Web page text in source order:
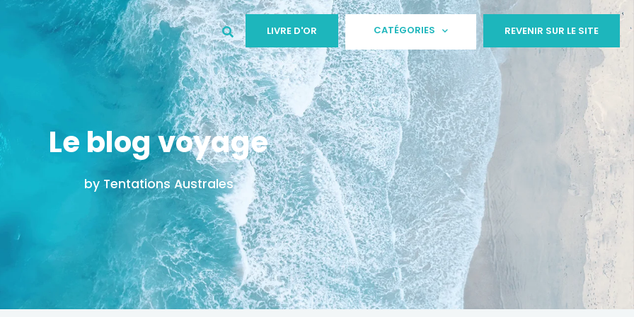
LIVRE D'OR CATÉGORIES REVENIR SUR LE SITE
Le blog voyage
by Tentations Australes